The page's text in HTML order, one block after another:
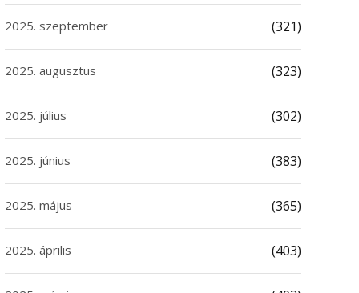
2025. szeptember (321)
2025. augusztus (323)
2025. július (302)
2025. június (383)
2025. május (365)
2025. április (403)